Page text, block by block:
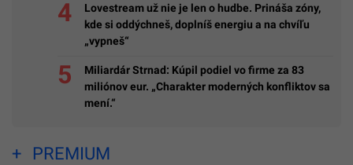
Lovestream už nie je len o hudbe. Prináša zóny,
kde si oddýchneš, doplníš energiu a na chvíľu
„vypneš“
Miliardár Strnad: Kúpil podiel vo firme za 83
miliónov eur. „Charakter moderných konfliktov sa
mení.“
PREMIUM